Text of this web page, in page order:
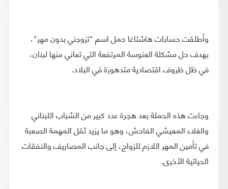
وأطلقت حسابات هاشتاغا حمل اسم "تزوجني بدون مهر"،
بهدف حل مشكلة العنوسة المرتفعة التي تعاني منها لبنان،
في ظل ظروف اقتصادية متدهورة في البلاد.
وجاءت هذه الحملة بعد هجرة عدد كبير من الشباب اللبناني
والغلاء المعيشي الفاحش، وهو ما يزيد ثقل المهمة الصعبة
في تأمين المهر اللازم للزواج، إلى جانب المصاريف والنفقات
الحياتية الأخرى.